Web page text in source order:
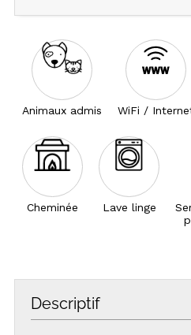
Animaux admis WiFi /
Cheminée Lave linge
Descriptif